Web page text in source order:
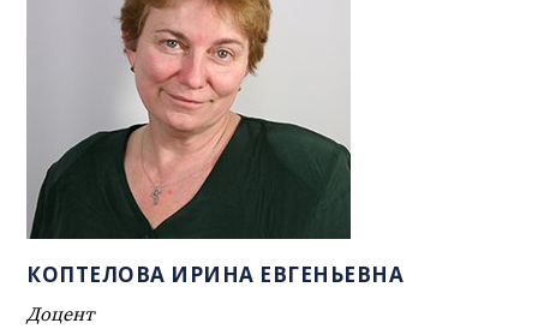
КОПТЕЛОВА ИРИНА ЕВГЕНЬЕВНА
Доцент